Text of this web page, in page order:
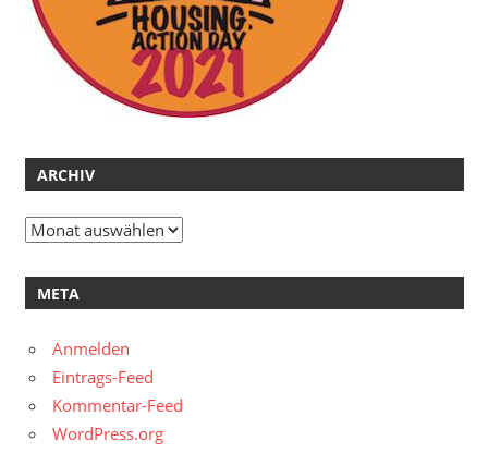
ARCHIV
Archiv
META
Anmelden
Eintrags-Feed
Kommentar-Feed
WordPress.org